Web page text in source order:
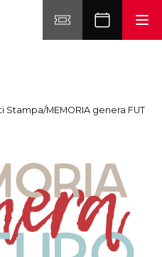
Stampa/MEMORIA genera